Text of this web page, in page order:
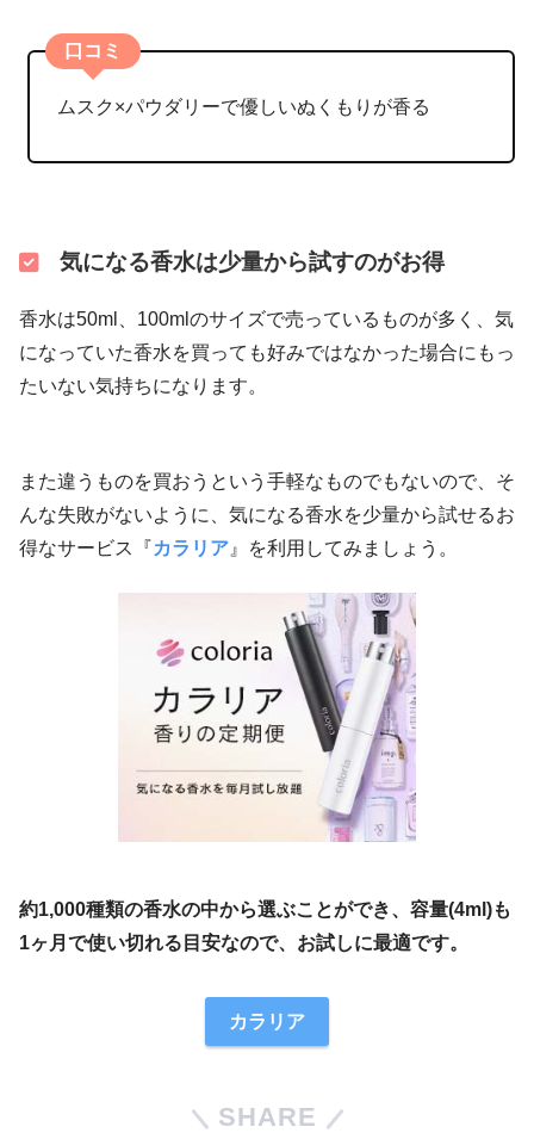
口コミ
ムスク×パウダリーで優しいぬくもりが香る
気になる香水は少量から試すのがお得
香水は50ml、100mlのサイズで売っているものが多く、気
になっていた香水を買っても好みではなかった場合にもっ
たいない気持ちになります。
また違うものを買おうという手軽なものでもないので、そ
んな失敗がないように、気になる香水を少量から試せるお
得なサービス『カラリア 』を利用してみましょう。
約1,000種類の香水の中から選ぶことができ、容量(4ml)も
1ヶ月で使い切れる目安なので、お試しに最適です。
カラリア
SHARE